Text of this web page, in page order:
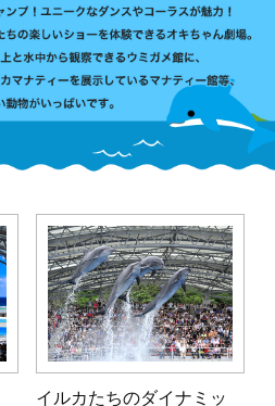
イルカたちのダイナミッ